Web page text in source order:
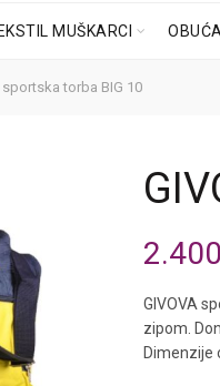
MUŠKARCI OBUĆA
sportska torba BIG 10
2.400
GIVOVA
zipom.
Dimenzije